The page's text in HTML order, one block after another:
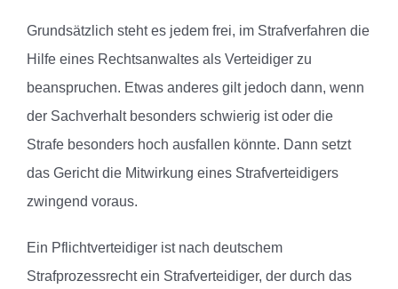
Grundsätzlich steht es jedem frei, im Strafverfahren die
Hilfe eines Rechtsanwaltes als Verteidiger zu
beanspruchen. Etwas anderes gilt jedoch dann, wenn
der Sachverhalt besonders schwierig ist oder die
Strafe besonders hoch ausfallen könnte. Dann setzt
das Gericht die Mitwirkung eines Strafverteidigers
zwingend voraus.
Ein Pflichtverteidiger ist nach deutschem
Strafprozessrecht ein Strafverteidiger, der durch das